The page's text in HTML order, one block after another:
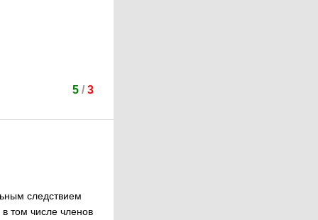
5/ 3
следствием
том числе членов